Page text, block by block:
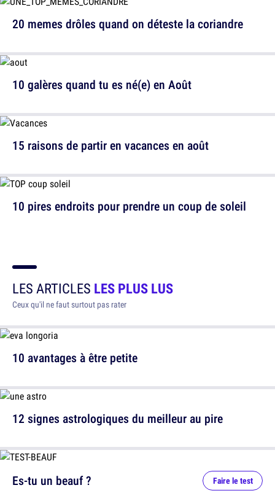
20 memes drôles quand on déteste la coriandre
15 raisons de partir en vacances en août
10 galères quand tu es né(e) en Août
10 pires endroits pour prendre un coup de soleil
LES ARTICLES LES PLUS LUS
Ceux qu'il ne faut surtout pas rater
10 avantages à être petite
12 signes astrologiques du meilleur au pire
Es-tu un beauf ? Faire le test